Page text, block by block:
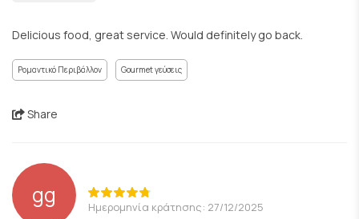
Delicious food, great service. Would definitely go back.
Ρομαντικό Περιβάλλον Gourmet γεύσεις
Share
gg Ημερομηνία κράτησης: 27/12/2025